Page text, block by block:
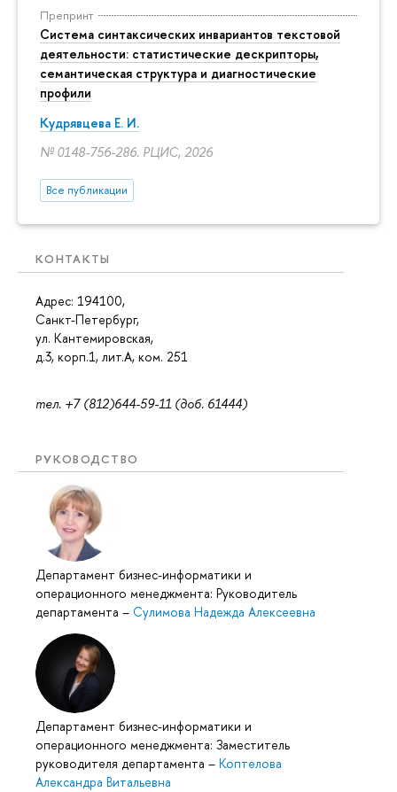
Препринт
Система синтаксических инвариантов текстовой
деятельности: статистические дескрипторы,
семантическая структура и диагностические
профили
Кудрявцева Е. И.
№ 0148-756-286. РЦИС, 2026
Все публикации
КОНТАКТЫ
Адрес: 194100,
Санкт-Петербург,
ул. Кантемировская,
д.3, корп.1, лит.А, ком. 251
тел. +7 (812)644-59-11 (доб. 61444)
РУКОВОДСТВО
Департамент бизнес-информатики и
операционного менеджмента: Руководитель
департамента – Сулимова Надежда Алексеевна
Департамент бизнес-информатики и
операционного менеджмента: Заместитель
руководителя департамента – Коптелова
Александра Витальевна